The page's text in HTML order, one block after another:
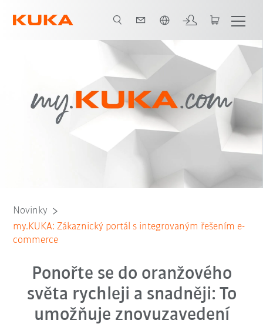
Novinky
my.KUKA: Zákaznický portál s integrovaným řešením e-
commerce
Ponořte se do oranžového
světa rychleji a snadněji: To
umožňuje znovuzavedení